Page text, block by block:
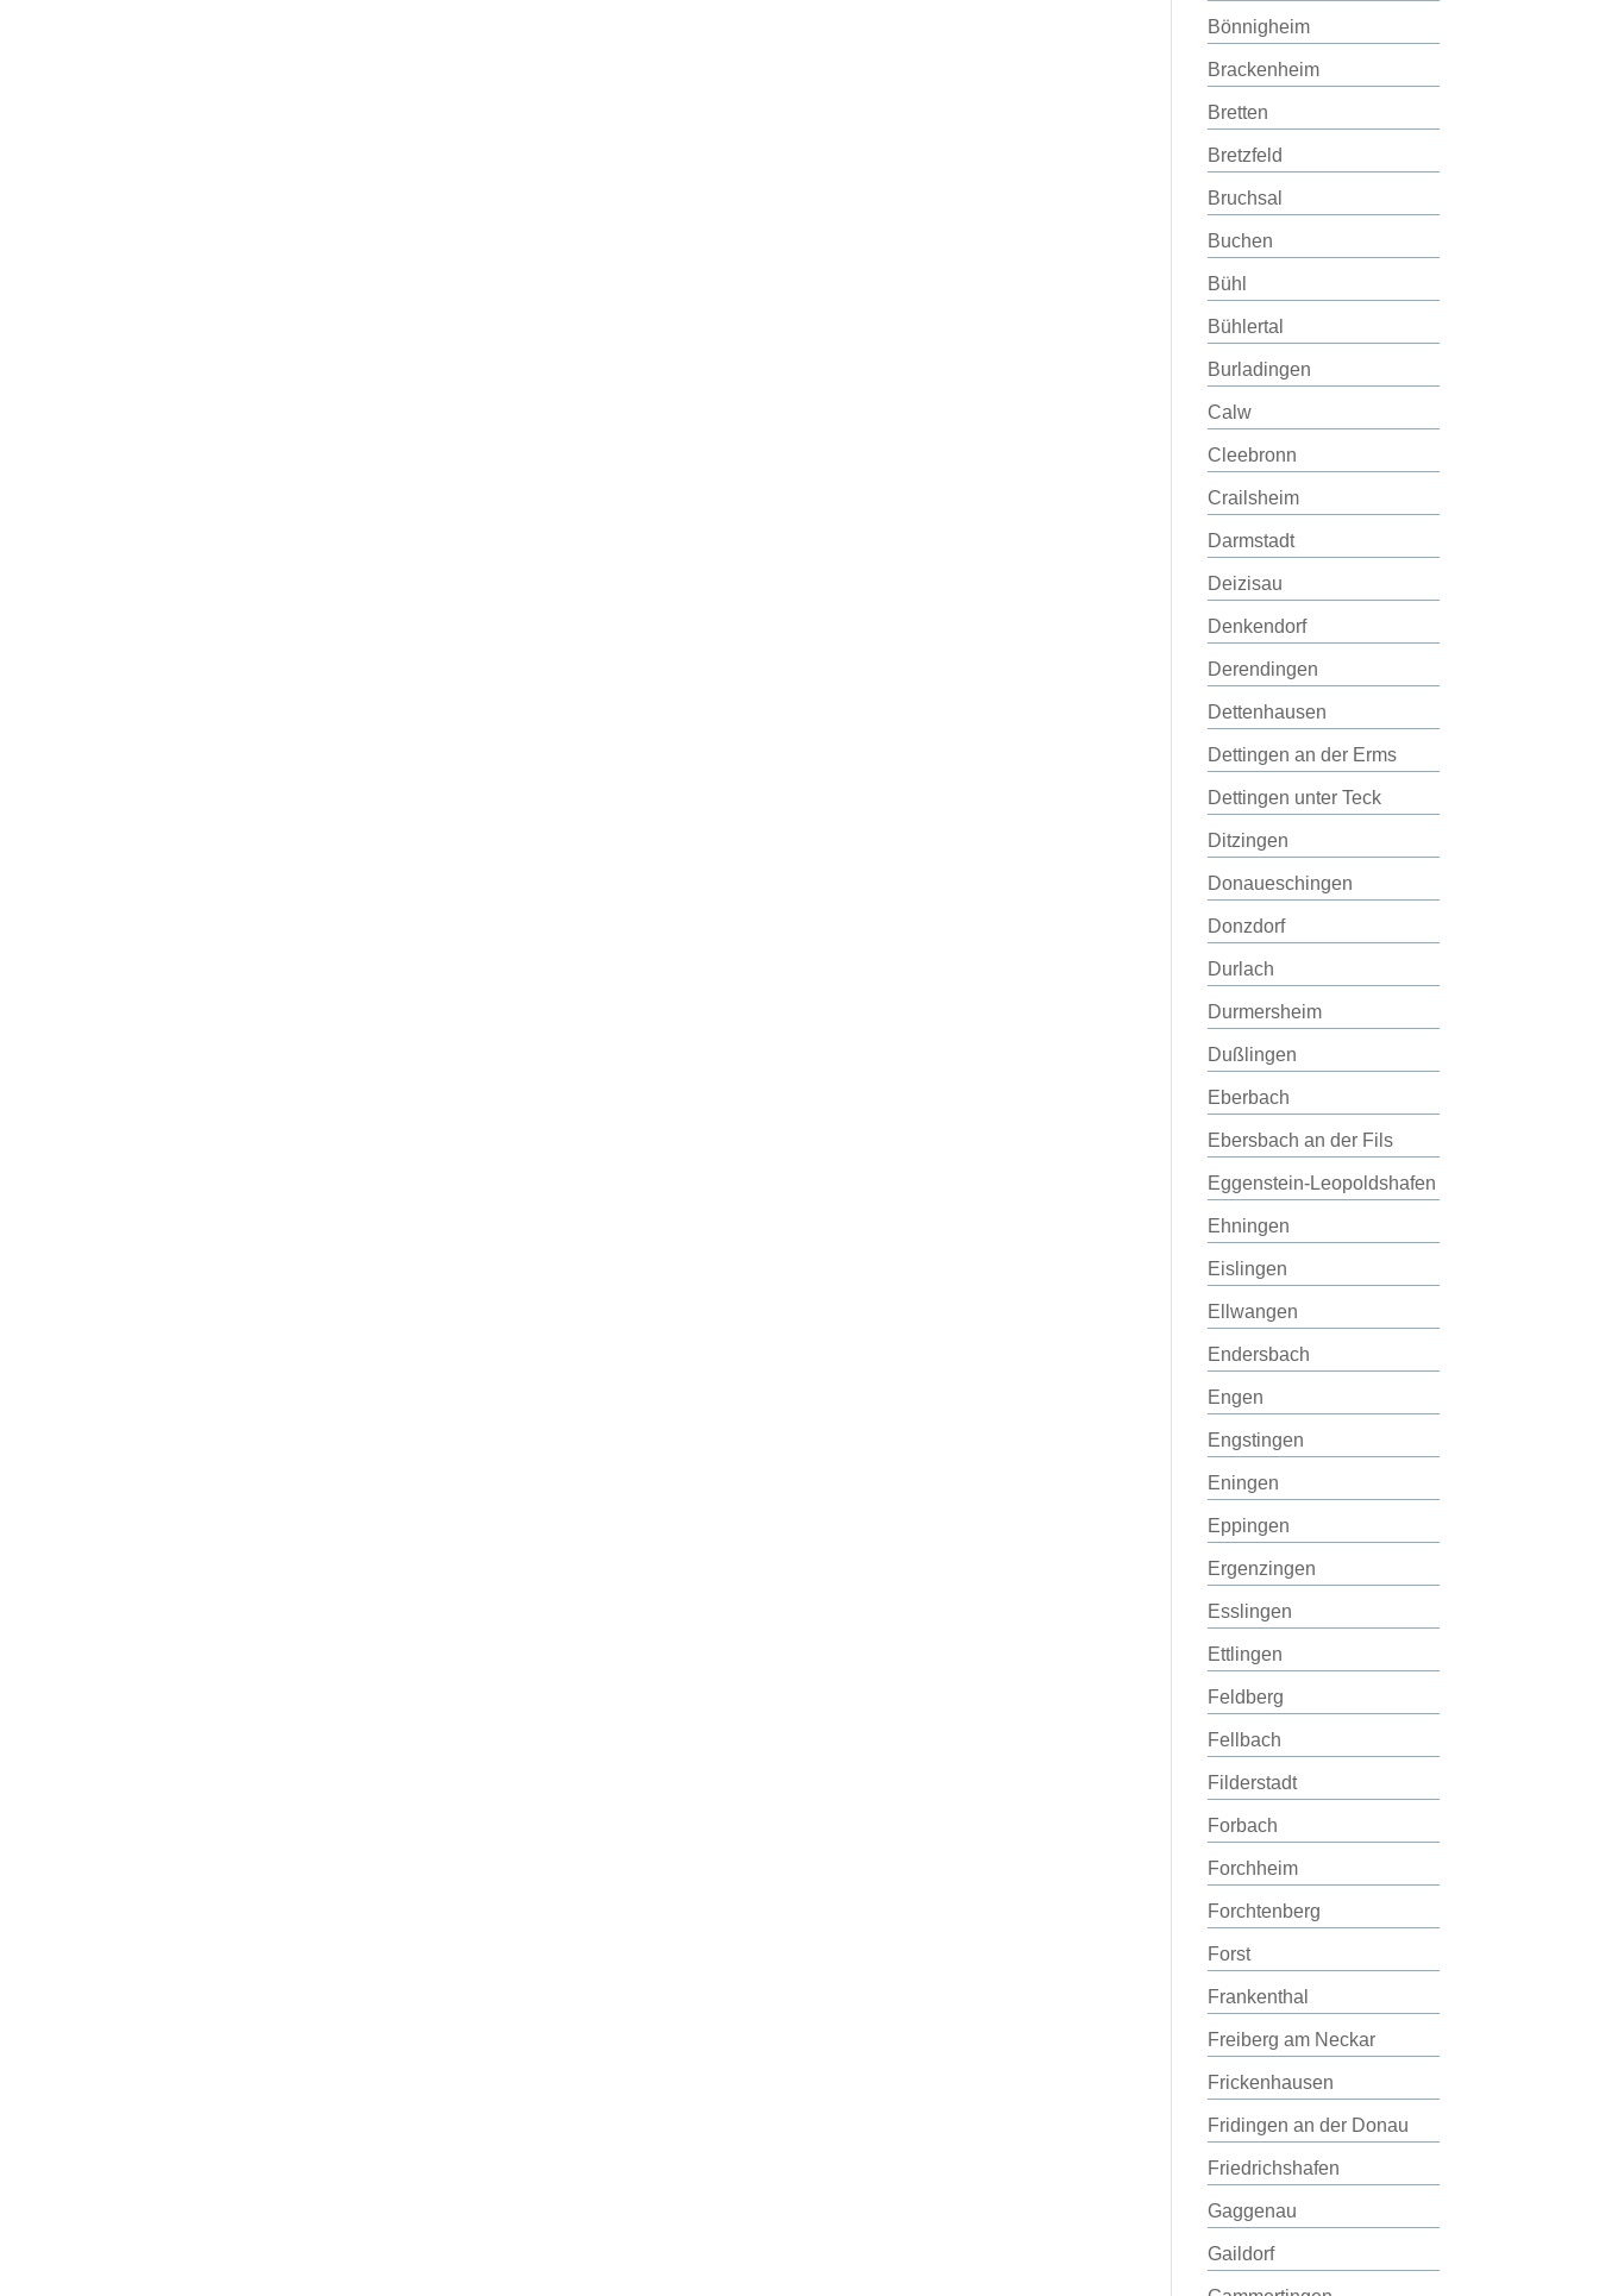
Bönnigheim
Brackenheim
Bretten
Bretzfeld
Bruchsal
Buchen
Bühl
Bühlertal
Burladingen
Calw
Cleebronn
Crailsheim
Darmstadt
Deizisau
Denkendorf
Derendingen
Dettenhausen
Dettingen an der Erms
Dettingen unter Teck
Ditzingen
Donaueschingen
Donzdorf
Durlach
Durmersheim
Dußlingen
Eberbach
Ebersbach an der Fils
Eggenstein-Leopoldshafen
Ehningen
Eislingen
Ellwangen
Endersbach
Engen
Engstingen
Eningen
Eppingen
Ergenzingen
Esslingen
Ettlingen
Feldberg
Fellbach
Filderstadt
Forbach
Forchheim
Forchtenberg
Forst
Frankenthal
Freiberg am Neckar
Frickenhausen
Fridingen an der Donau
Friedrichshafen
Gaggenau
Gaildorf